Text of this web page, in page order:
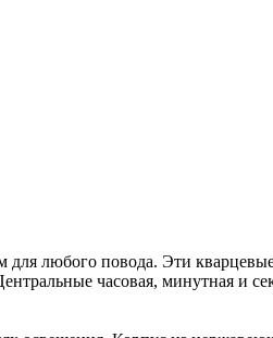
для любого повода. Эти
часовая, минутная и